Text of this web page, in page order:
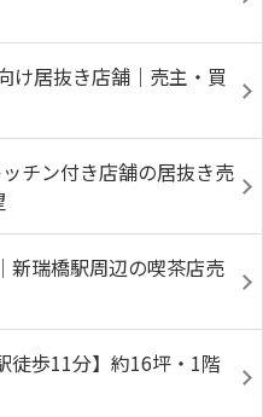
け居抜き店舗｜売主・買
チン付き店舗の居抜き売
新瑞橋駅周辺の喫茶店売
徒歩11分】約16坪・1階